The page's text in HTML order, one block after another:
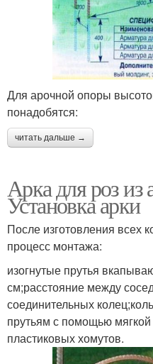
Для арочной опоры
понадобятся:
читать дальше →
Арка для роз из
Установка арки
После изготовления всех
процесс монтажа:
изогнутые прутья
см;расстояние между
соединительных
прутьям с помощью
пластиковых хомутов.